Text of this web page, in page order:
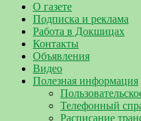
О газете
Подписка и реклама
Работа в Докшицах
Контакты
Объявления
Видео
Полезная информация
Телефонный
Расписание